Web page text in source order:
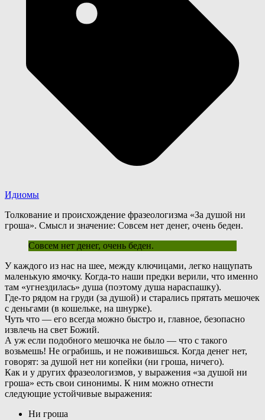
Идиомы
Толкование и происхождение фразеологизма «За душой ни
гроша». Смысл и значение: Совсем нет денег, очень беден.
Совсем нет денег, очень беден.
Укаждого из нас на шее, между ключицами, легко нащупать
маленькую ямочку. Когда-то наши предки верили, что именно
там «угнездилась» душа (поэтому душа нараспашку).
Где-то рядом на груди (за душой) и старались прятать мешочек
с деньгами (в кошельке, на шнурке).
Чуть что — его всегда можно быстро и, главное, безопасно
извлечь на свет Божий.
А уж если подобного мешочка не было — что с такого
возьмешь! Не ограбишь, и не поживишься. Когда денег нет,
говорят: за душой нет ни копейки (ни гроша, ничего).
Как и у других фразеологизмов, у выражения «за душой ни
гроша» есть свои синонимы. К ним можно отнести
следующие устойчивые выражения:
Ни гроша